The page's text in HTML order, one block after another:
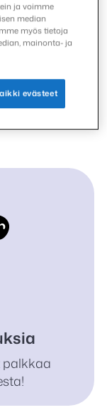
pelejä ja
palkkaa
ja voimme
median
myös tietoja
mainonta- ja
evästeet